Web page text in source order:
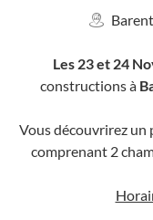
Les 23 et 24
constructions à
Vous découvrirez un
comprenant 2